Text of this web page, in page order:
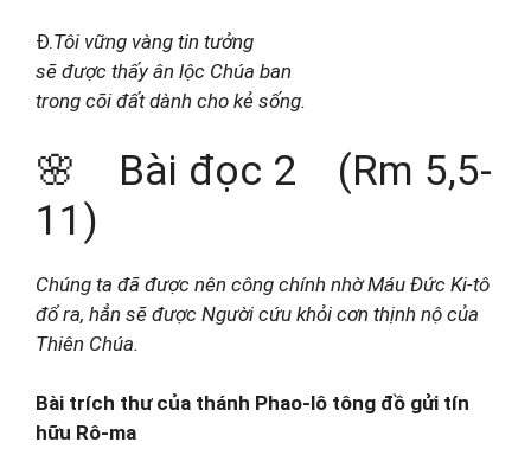
Đ.Tôi vững vàng tin tưởng
sẽ được thấy ân lộc Chúa ban
trong cõi đất dành cho kẻ sống.
🌸 Bài đọc 2 (Rm 5,5-
11)
Chúng ta đã được nên công chính nhờ Máu Đức Ki-tô
đổ ra, hẳn sẽ được Người cứu khỏi cơn thịnh nộ của
Thiên Chúa.
Bài trích thư của thánh Phao-lô tông đồ gửi tín
hữu Rô-ma